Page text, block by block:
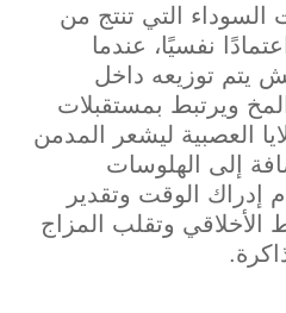
التي تنتج من
نفسيًا، عندما
يتم توزيعه داخل
ويرتبط بمستقبلات
العصبية ليشعر المدمن
إلى الهلوسات
إدراك الوقت وتقدير
الأخلاقي وتقلب المزاج